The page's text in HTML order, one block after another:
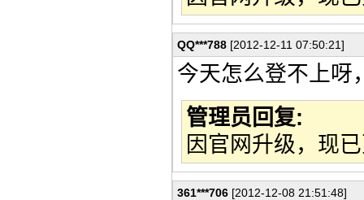
QQ***788 [2012-12-11 07:50:21]
今天怎么登不上呀
管理员回复:
因官网升级，现
361***706 [2012-12-08 21:51:48]